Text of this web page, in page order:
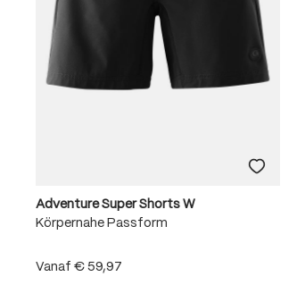
Adventure Super Shorts W
Körpernahe Passform
Vanaf € 59,97